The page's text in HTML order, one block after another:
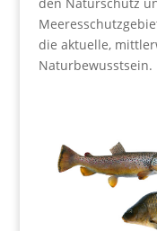
die aktuelle,